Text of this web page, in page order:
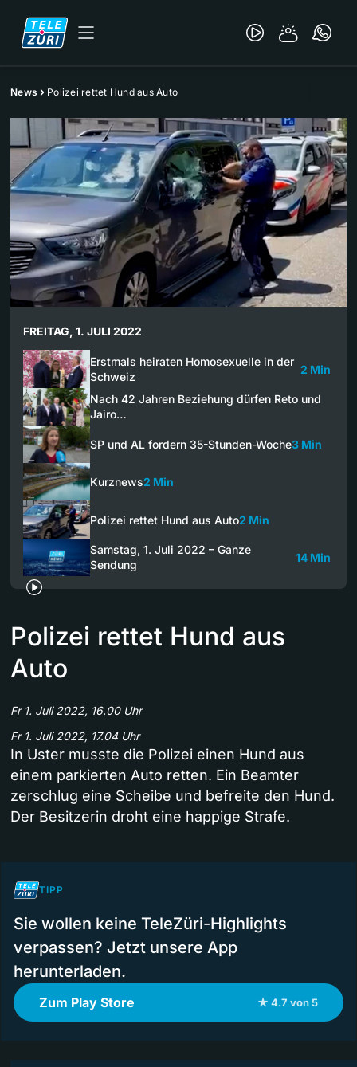
News Polizei rettet Hund aus Auto
FREITAG, 1. JULI 2022
Erstmals heiraten Homosexuelle in der
Schweiz
2 Min
Nach 42 Jahren Beziehung dürfen Reto und
Jairo…
SP und AL fordern 35-Stunden-Woche3 Min
Kurznews2 Min
Polizei rettet Hund aus Auto2 Min
Samstag, 1. Juli 2022 – Ganze
Sendung
14 Min
Polizei rettet Hund aus
Auto
Fr 1. Juli 2022, 16.00 Uhr
Fr 1. Juli 2022, 17.04 Uhr
In Uster musste die Polizei einen Hund aus
einem parkierten Auto retten. Ein Beamter
zerschlug eine Scheibe und befreite den Hund.
Der Besitzerin droht eine happige Strafe.
TIPP
Sie wollen keine TeleZüri-Highlights
verpassen? Jetzt unsere App
herunterladen.
Zum Play Store ★ 4.7 von 5